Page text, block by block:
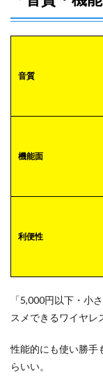
音質
機能面
利便性
「5,000円以下・小
スメできるワイヤレ
性能的にも使い勝手
らいい。